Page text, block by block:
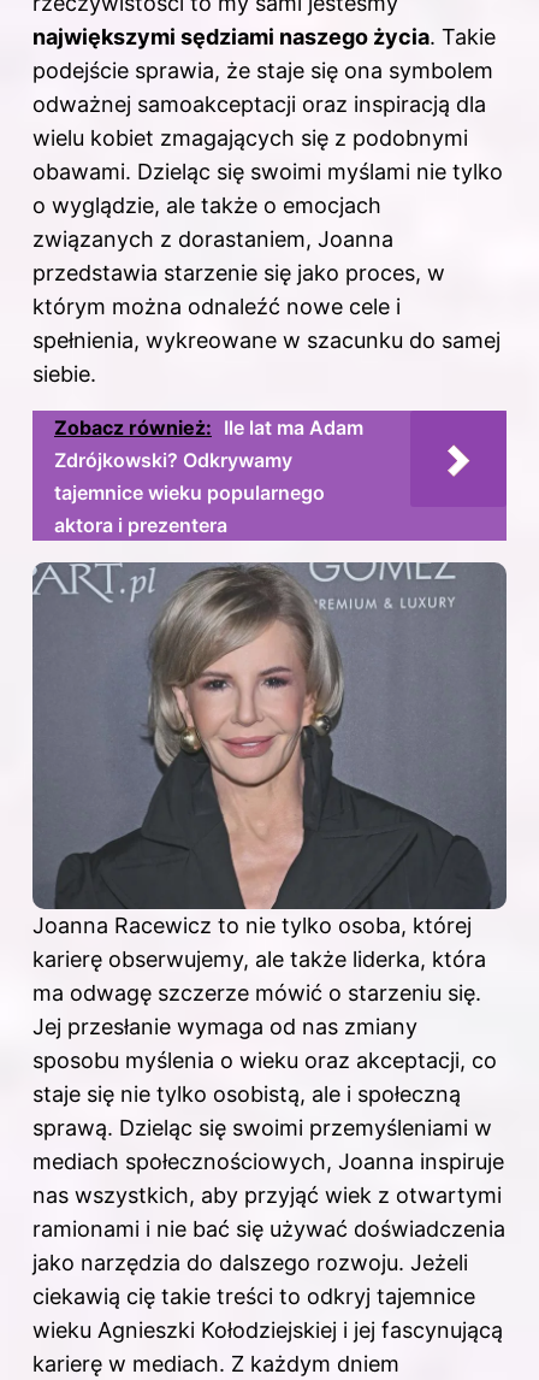
największymi sędziami naszego życia. Takie
podejście sprawia, że staje się ona symbolem
odważnej samoakceptacji oraz inspiracją dla
wielu kobiet zmagających się z podobnymi
obawami. Dzieląc się swoimi myślami nie tylko
o wyglądzie, ale także o emocjach
związanych z dorastaniem, Joanna
przedstawia starzenie się jako proces, w
którym można odnaleźć nowe cele i
spełnienia, wykreowane w szacunku do samej
siebie.
Zobacz również: Ile lat ma Adam
Zdrójkowski? Odkrywamy
tajemnice wieku popularnego
aktora i prezentera
Joanna Racewicz to nie tylko osoba, której
karierę obserwujemy, ale także liderka, która
ma odwagę szczerze mówić o starzeniu się.
Jej przesłanie wymaga od nas zmiany
sposobu myślenia o wieku oraz akceptacji, co
staje się nie tylko osobistą, ale i społeczną
sprawą. Dzieląc się swoimi przemyśleniami w
mediach społecznościowych, Joanna inspiruje
nas wszystkich, aby przyjąć wiek z otwartymi
ramionami i nie bać się używać doświadczenia
jako narzędzia do dalszego rozwoju. Jeżeli
ciekawią cię takie treści to odkryj tajemnice
wieku Agnieszki Kołodziejskiej i jej fascynującą
karierę w mediach. Z każdym dniem